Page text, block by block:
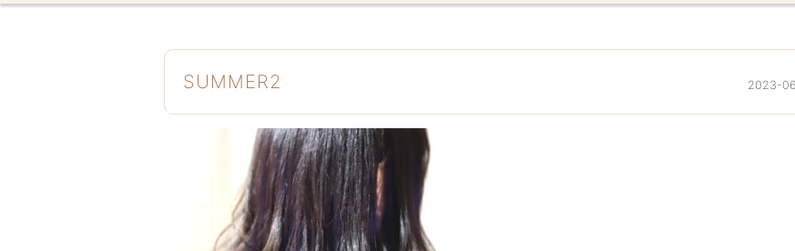
SUMMER2 2023-